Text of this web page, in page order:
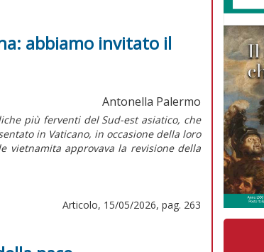
abbiamo invitato il
Antonella Palermo
più ferventi del Sud-est asiatico, che
in Vaticano, in occasione della loro
vietnamita approvava la revisione della
Articolo, 15/05/2026, pag. 263